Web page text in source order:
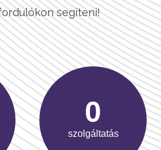
segíteni!
0
szolgáltatás